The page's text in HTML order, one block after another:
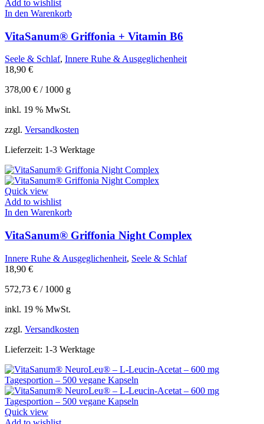
Add to wishlist
In den Warenkorb
VitaSanum® Griffonia + Vitamin B6
Seele & Schlaf, Innere Ruhe & Ausgeglichenheit
18,90 €
378,00 € / 1000 g
inkl. 19 % MwSt.
zzgl. Versandkosten
Lieferzeit: 1-3 Werktage
Quick view
Add to wishlist
In den Warenkorb
VitaSanum® Griffonia Night Complex
Innere Ruhe & Ausgeglichenheit, Seele & Schlaf
18,90 €
572,73 € / 1000 g
inkl. 19 % MwSt.
zzgl. Versandkosten
Lieferzeit: 1-3 Werktage
Quick view